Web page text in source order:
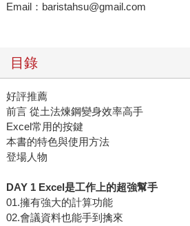
Email：baristahsu@gmail.com
目錄
好評推薦
前言 從土法煉鋼變身效率高手
Excel常用的按鍵
本書的特色與使用方法
登場人物
DAY 1 Excel是工作上的超強幫手
01.擁有強大的計算功能
02.會議資料也能手到擒來